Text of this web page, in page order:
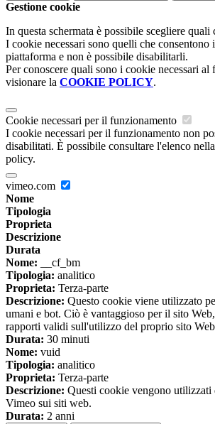
Gestione cookie
In questa schermata è possibile scegliere quali
I cookie necessari sono quelli che consentono
piattaforma e non è possibile disabilitarli.
Per conoscere quali sono i cookie necessari al
visionare la COOKIE POLICY.
Cookie necessari per il funzionamento
I cookie necessari per il funzionamento non
disabilitati. È possibile consultare l'elenco
policy.
vimeo.com
Nome
Tipologia
Proprieta
Descrizione
Durata
Nome: __cf_bm
Tipologia: analitico
Proprieta: Terza-parte
Descrizione: Questo cookie viene utilizzato
umani e bot. Ciò è vantaggioso per il sito
rapporti validi sull'utilizzo del proprio sito
Durata: 30 minuti
Nome: vuid
Tipologia: analitico
Proprieta: Terza-parte
Descrizione: Questi cookie vengono utilizzati
Vimeo sui siti web.
Durata: 2 anni